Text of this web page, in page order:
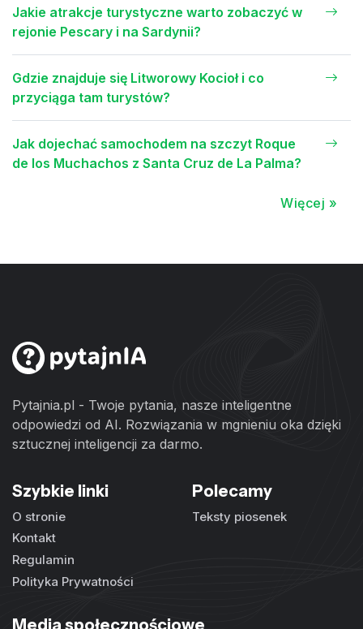
Jakie atrakcje turystyczne warto zobaczyć w
rejonie Pescary i na Sardynii?
Gdzie znajduje się Litworowy Kocioł i co
przyciąga tam turystów?
Jak dojechać samochodem na szczyt Roque
de los Muchachos z Santa Cruz de La Palma?
Więcej »
Pytajnia.pl - Twoje pytania, nasze inteligentne
odpowiedzi od AI. Rozwiązania w mgnieniu oka dzięki
sztucznej inteligencji za darmo.
Szybkie linki
O stronie
Kontakt
Regulamin
Polityka Prywatności
Polecamy
Teksty piosenek